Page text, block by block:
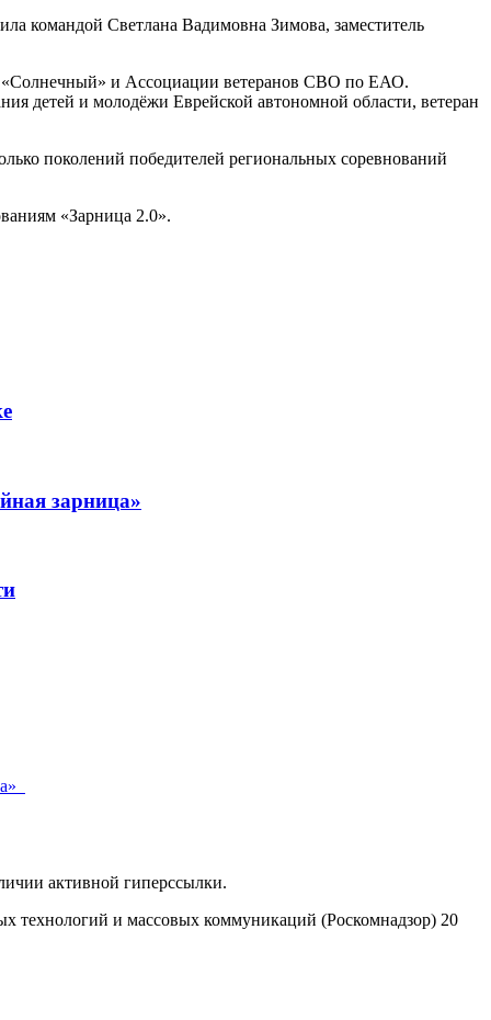
командой Светлана Вадимовна Зимова, заместитель
«Солнечный» и Ассоциации ветеранов СВО по ЕАО.
детей и молодёжи Еврейской автономной области, ветеран
поколений победителей региональных соревнований
«Зарница 2.0».
зарница»
активной гиперссылки.
технологий и массовых коммуникаций (Роскомнадзор) 20